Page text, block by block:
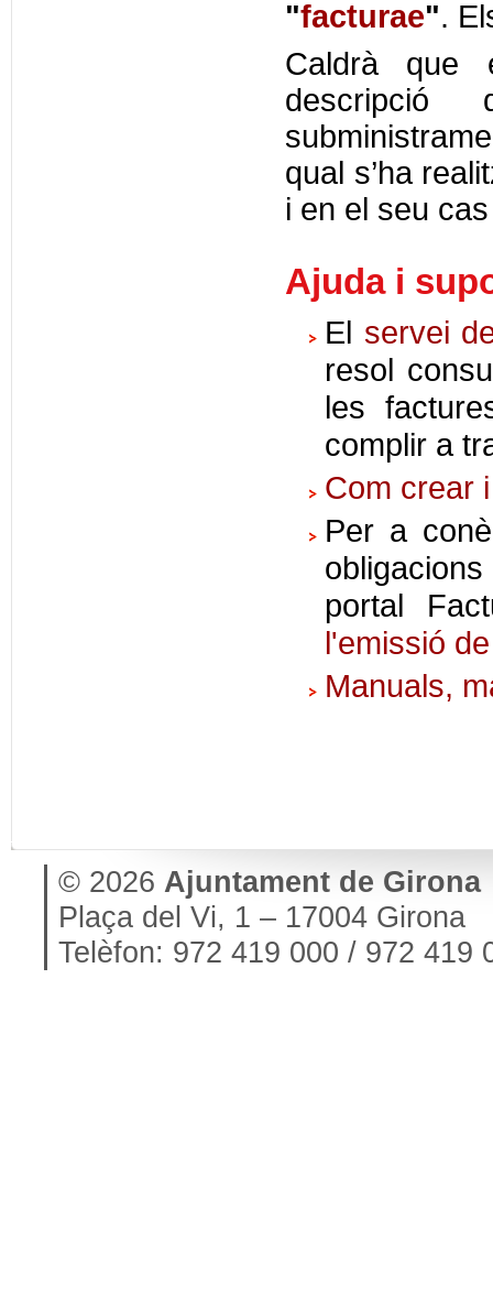
"facturae".
Caldrà que
qual s’ha
i en el seu
Ajuda i
El servei
resol
les
complir a
Com crear
Per a
portal
l'emissió
Manuals,
© 2026 Ajuntament de Girona
Plaça del Vi, 1 – 17004 Girona
Telèfon: 972 419 000 / 972 419